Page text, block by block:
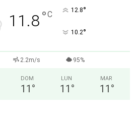
11.8°C 12.8°
10.2°
2.2m/s 95%
DOM
11 °
LUN
11 °
MAR
11 °